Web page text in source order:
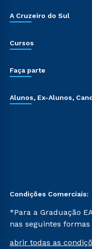
A Cruzeiro do Sul
Cursos
Faça parte
Alunos, Ex-Alunos,
Condições Comerciais:
*Para a Graduação
nas seguintes
abrir todas as